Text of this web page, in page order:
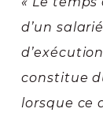
d’un
constitue
lorsque ce